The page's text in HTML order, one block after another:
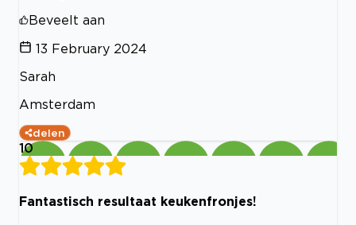
Beveelt aan
13 February 2024
Sarah
Amsterdam
delen
10
Fantastisch resultaat keukenfronjes!